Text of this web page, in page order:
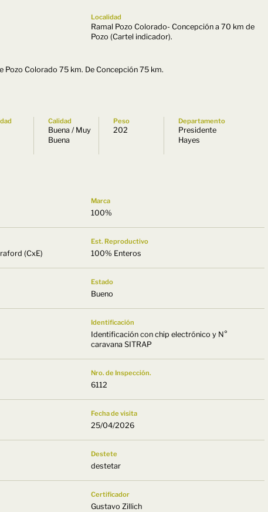
Localidad
Ramal Pozo Colorado- Concepción a 70 km de
Pozo (Cartel indicador).
Pozo Colorado 75 km. De Concepción 75 km.
Calidad
Buena / Muy
Buena
Peso
202
Departamento
Presidente
Hayes
Marca
100%
(CxE)
Est. Reproductivo
100% Enteros
Estado
Bueno
Identificación
Identificación con chip electrónico y N°
caravana SITRAP
Nro. de Inspección.
6112
Fecha de visita
25/04/2026
Destete
destetar
Certificador
Gustavo Zillich